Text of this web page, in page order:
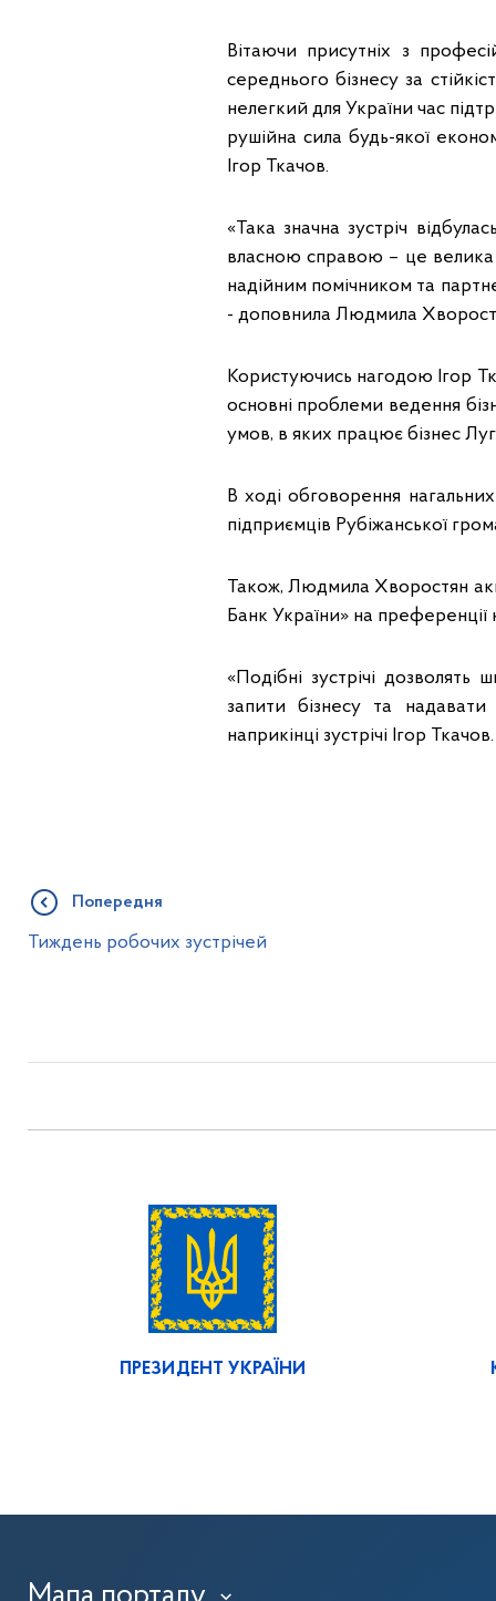
Вітаючи присутніх з
середнього бізнесу за
нелегкий для України час
рушійна сила будь-якої
Ігор Ткачов.
«Така значна зустріч
власною справою – це
надійним помічником та
- доповнила Людмила
Користуючись нагодою Ігор
основні проблеми ведення
умов, в яких працює бізнес
В ході обговорення
підприємців Рубіжанської
Також, Людмила Хворостян
Банк України» на
«Подібні зустрічі
запити бізнесу та
наприкінці зустрічі Ігор Ткачов.
Попередня
Тиждень робочих зустрічей
ПРЕЗИДЕНТ УКРАЇНИ
›